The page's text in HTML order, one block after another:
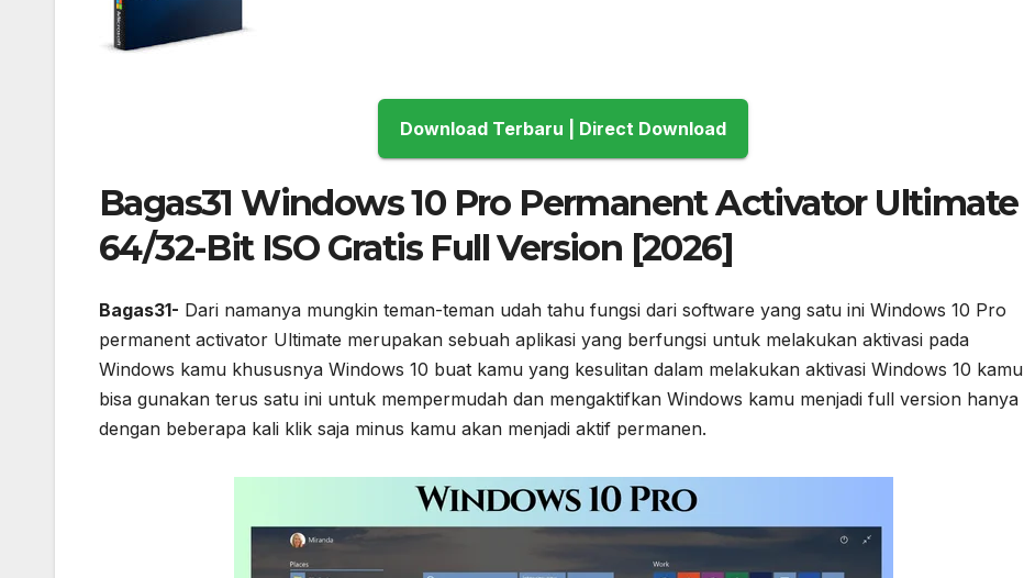
Download Terbaru | Direct Download
Bagas31 Windows 10 Pro Permanent Activator Ultimate
64/32-Bit ISO Gratis Full Version [2026]
Bagas31- Dari namanya mungkin teman-teman udah tahu fungsi dari software yang satu ini Windows 10 Pro
permanent activator Ultimate merupakan sebuah aplikasi yang berfungsi untuk melakukan aktivasi pada
Windows kamu khususnya Windows 10 buat kamu yang kesulitan dalam melakukan aktivasi Windows 10 kamu
bisa gunakan terus satu ini untuk mempermudah dan mengaktifkan Windows kamu menjadi full version hanya
dengan beberapa kali klik saja minus kamu akan menjadi aktif permanen.